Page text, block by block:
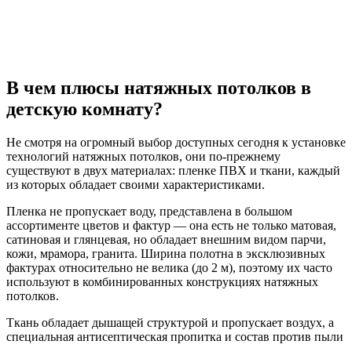
В чем плюсы натяжных потолков в
детскую комнату?
Не смотря на огромный выбор доступных сегодня к установке
технологий натяжных потолков, они по-прежнему
существуют в двух материалах: пленке ПВХ и ткани, каждый
из которых обладает своими характеристиками.
Пленка не пропускает воду, представлена в большом
ассортименте цветов и фактур — она есть не только матовая,
сатиновая и глянцевая, но обладает внешним видом парчи,
кожи, мрамора, гранита. Ширина полотна в эксклюзивных
фактурах относительно не велика (до 2 м), поэтому их часто
используют в комбинированных конструкциях натяжных
потолков.
Ткань обладает дышащей структурой и пропускает воздух, а
специальная антисептическая пропитка и состав против пыли